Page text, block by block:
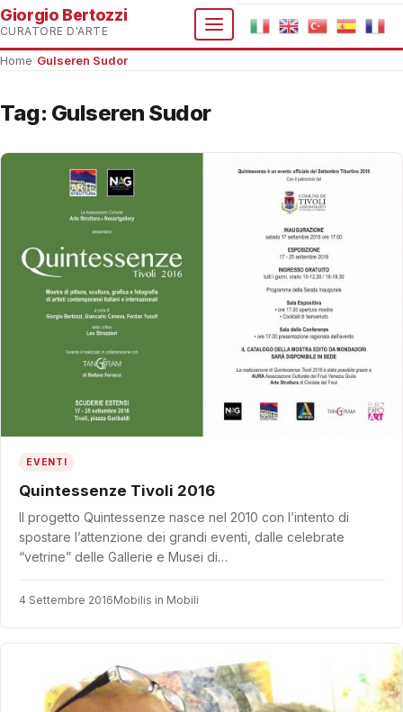
Giorgio Bertozzi
CURATORE D'ARTE
Home Gulseren Sudor
Tag: Gulseren Sudor
EVENTI
Quintessenze Tivoli 2016
Il progetto Quintessenze nasce nel 2010 con l’intento di
spostare l’attenzione dei grandi eventi, dalle celebrate
“vetrine” delle Gallerie e Musei di…
4 Settembre 2016Mobilis in Mobili